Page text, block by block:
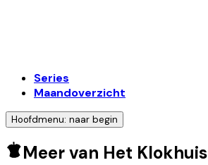
Series
Maandoverzicht
Hoofdmenu: naar begin
Meer van Het Klokhuis